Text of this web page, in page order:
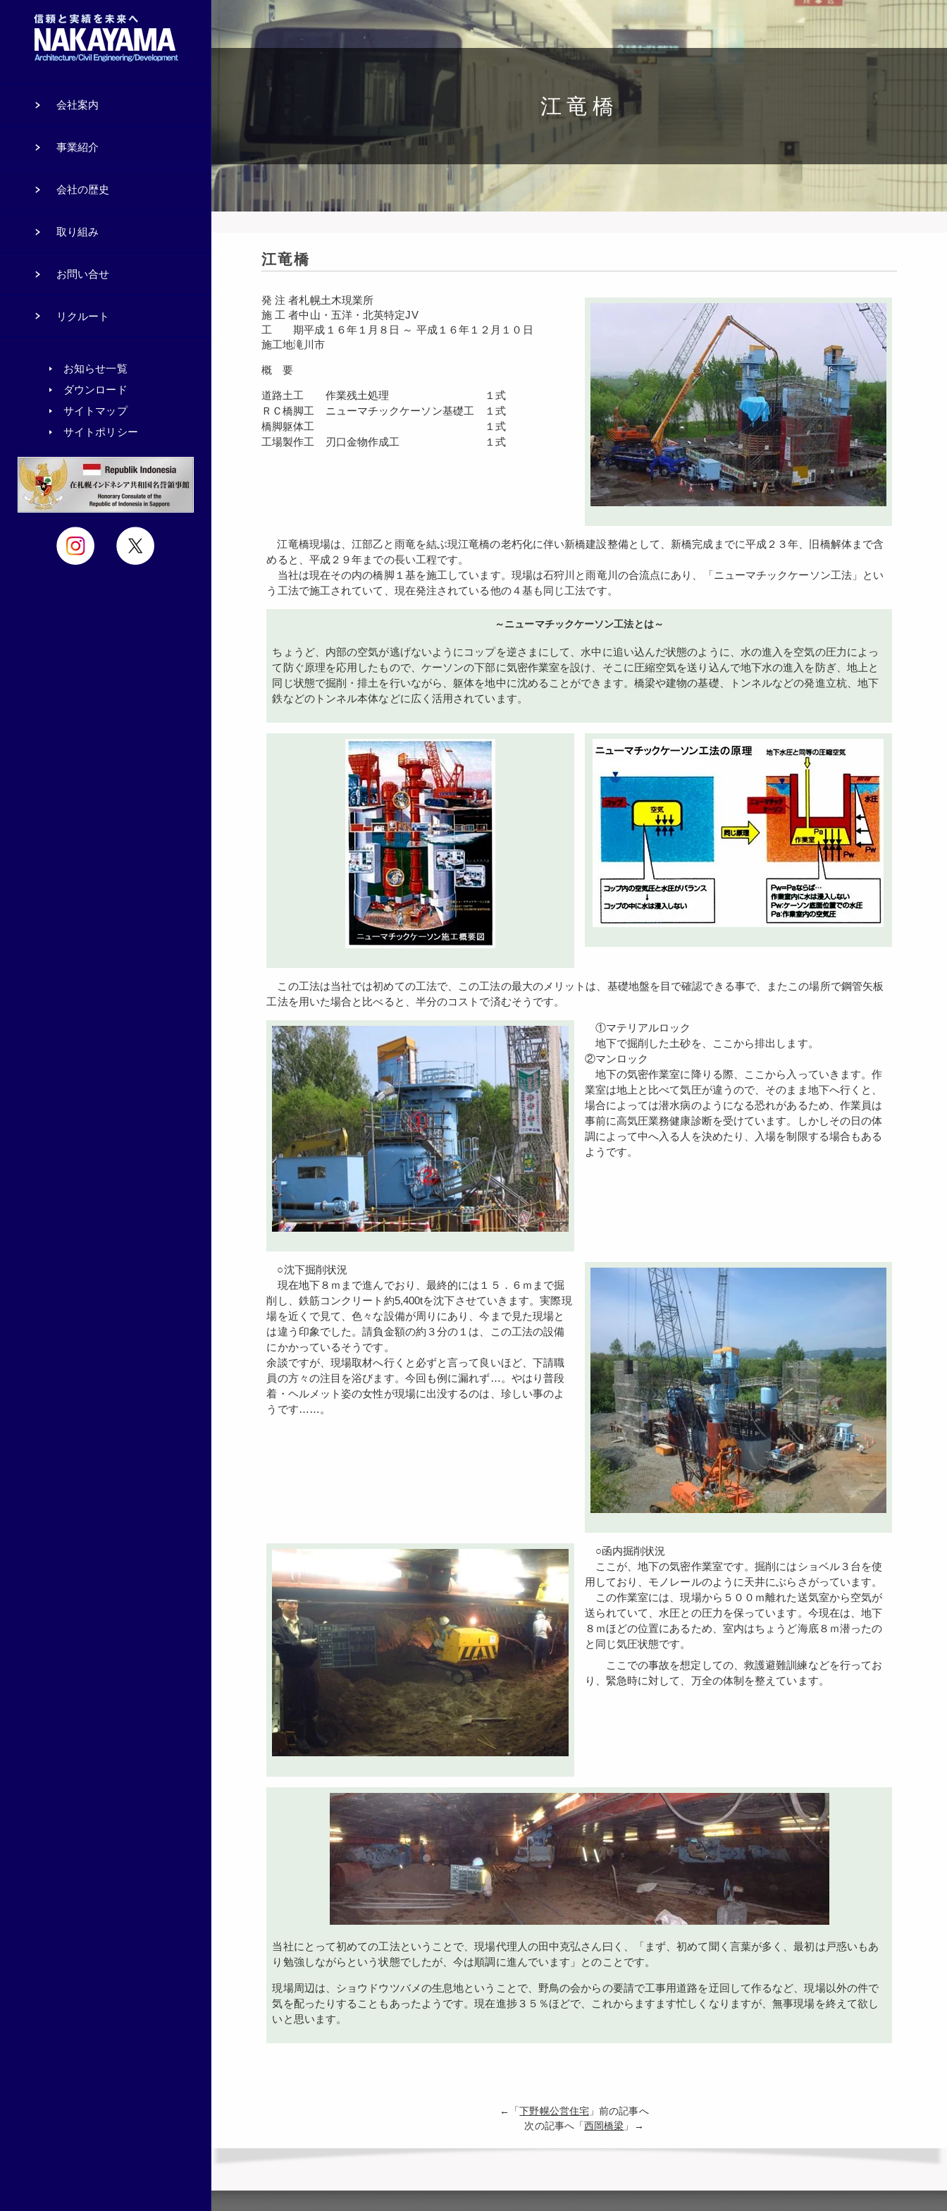
江竜橋
江竜橋
発 注 者札幌土木現業所
施 工 者中山・五洋・北英特定JV
工 期平成１６年１月８日 ～ 平成１６年１２月１０日
施工地滝川市
概 要
道路土工 作業残土処理 １式
ＲＣ橋脚工 ニューマチックケーソン基礎工 １式
橋脚躯体工 １式
工場製作工 刃口金物作成工 １式
江竜橋現場は、江部乙と雨竜を結ぶ現江竜橋の老朽化に伴い新橋建設整備として、新橋完成までに平成２３年、旧橋解体まで含
めると、平成２９年までの長い工程です。
当社は現在その内の橋脚１基を施工しています。現場は石狩川と雨竜川の合流点にあり、「ニューマチックケーソン工法」とい
う工法で施工されていて、現在発注されている他の４基も同じ工法です。
～ニューマチックケーソン工法とは～
ちょうど、内部の空気が逃げないようにコップを逆さまにして、水中に追い込んだ状態のように、水の進入を空気の圧力によっ
て防ぐ原理を応用したもので、ケーソンの下部に気密作業室を設け、そこに圧縮空気を送り込んで地下水の進入を防ぎ、地上と
同じ状態で掘削・排土を行いながら、躯体を地中に沈めることができます。橋梁や建物の基礎、トンネルなどの発進立杭、地下
鉄などのトンネル本体などに広く活用されています。
この工法は当社では初めての工法で、この工法の最大のメリットは、基礎地盤を目で確認できる事で、またこの場所で鋼管矢板
工法を用いた場合と比べると、半分のコストで済むそうです。
①マテリアルロック
地下で掘削した土砂を、ここから排出します。
②マンロック
地下の気密作業室に降りる際、ここから入っていきます。作
業室は地上と比べて気圧が違うので、そのまま地下へ行くと、
場合によっては潜水病のようになる恐れがあるため、作業員は
事前に高気圧業務健康診断を受けています。しかしその日の体
調によって中へ入る人を決めたり、入場を制限する場合もある
ようです。
○沈下掘削状況
現在地下８ｍまで進んでおり、最終的には１５．６ｍまで掘
削し、鉄筋コンクリート約5,400tを沈下させていきます。実際現
場を近くで見て、色々な設備が周りにあり、今まで見た現場と
は違う印象でした。請負金額の約３分の１は、この工法の設備
にかかっているそうです。
余談ですが、現場取材へ行くと必ずと言って良いほど、下請職
員の方々の注目を浴びます。今回も例に漏れず…。やはり普段
着・ヘルメット姿の女性が現場に出没するのは、珍しい事のよ
うです……。
○函内掘削状況
ここが、地下の気密作業室です。掘削にはショベル３台を使
用しており、モノレールのように天井にぶらさがっています。
この作業室には、現場から５００ｍ離れた送気室から空気が
送られていて、水圧との圧力を保っています。今現在は、地下
８ｍほどの位置にあるため、室内はちょうど海底８ｍ潜ったの
と同じ気圧状態です。
ここでの事故を想定しての、救護避難訓練などを行ってお
り、緊急時に対して、万全の体制を整えています。
当社にとって初めての工法ということで、現場代理人の田中克弘さん曰く、「まず、初めて聞く言葉が多く、最初は戸惑いもあ
り勉強しながらという状態でしたが、今は順調に進んでいます」とのことです。
現場周辺は、ショウドウツバメの生息地ということで、野鳥の会からの要請で工事用道路を迂回して作るなど、現場以外の件で
気を配ったりすることもあったようです。現在進捗３５％ほどで、これからますます忙しくなりますが、無事現場を終えて欲し
いと思います。
←「下野幌公営住宅 」前の記事へ
次の記事へ「西岡橋梁 」→
会社案内
事業紹介
会社の歴史
取り組み
お問い合せ
リクルート
お知らせ一覧
ダウンロード
サイトマップ
サイトポリシー